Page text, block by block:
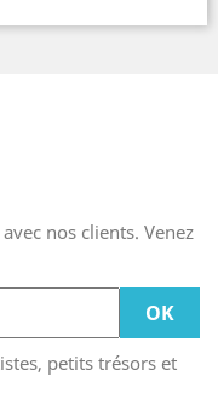
nos clients. Venez
petits trésors et